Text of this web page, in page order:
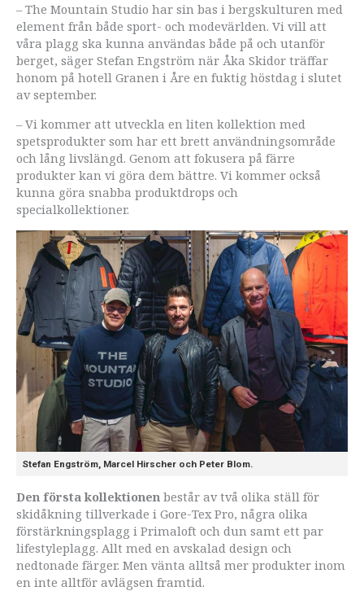
– The Mountain Studio har sin bas i bergskulturen med
element från både sport- och modevärlden. Vi vill att
våra plagg ska kunna användas både på och utanför
berget, säger Stefan Engström när Åka Skidor träffar
honom på hotell Granen i Åre en fuktig höstdag i slutet
av september.
– Vi kommer att utveckla en liten kollektion med
spetsprodukter som har ett brett användningsområde
och lång livslängd. Genom att fokusera på färre
produkter kan vi göra dem bättre. Vi kommer också
kunna göra snabba produktdrops och
specialkollektioner.
Stefan Engström, Marcel Hirscher och Peter Blom.
Den första kollektionen består av två olika ställ för
skidåkning tillverkade i Gore-Tex Pro, några olika
förstärkningsplagg i Primaloft och dun samt ett par
lifestyleplagg. Allt med en avskalad design och
nedtonade färger. Men vänta alltså mer produkter inom
en inte alltför avlägsen framtid.